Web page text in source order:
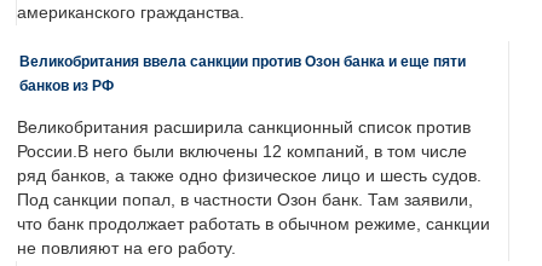
американского гражданства.
Великобритания ввела санкции против Озон банка и еще пяти
банков из РФ
Великобритания расширила санкционный список против
России.В него были включены 12 компаний, в том числе
ряд банков, а также одно физическое лицо и шесть судов.
Под санкции попал, в частности Озон банк. Там заявили,
что банк продолжает работать в обычном режиме, санкции
не повлияют на его работу.